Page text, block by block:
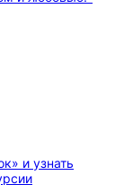
и узнать